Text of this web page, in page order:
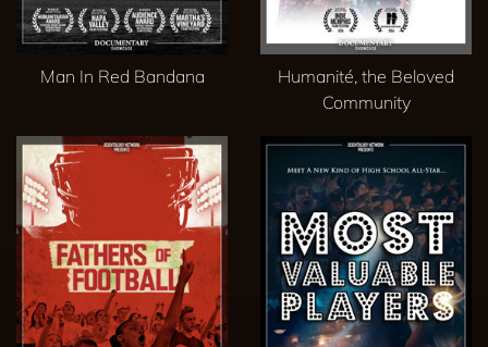
Man In Red Bandana
Humanité, the Beloved
Community